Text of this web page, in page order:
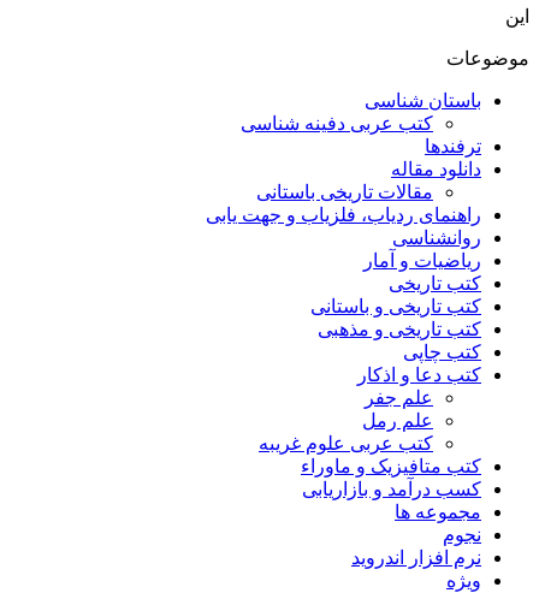
این
موضوعات
باستان شناسی
کتب عربی دفینه شناسی
ترفندها
دانلود مقاله
مقالات تاریخی باستانی
راهنمای ردیاب، فلزیاب و جهت یابی
روانشناسی
ریاضیات و آمار
کتب تاریخی
کتب تاریخی و باستانی
کتب تاریخی و مذهبی
کتب چاپی
کتب دعا و اذکار
علم جفر
علم رمل
کتب عربی علوم غریبه
کتب متافیزیک و ماوراء
کسب درآمد و بازاریابی
مجموعه ها
نجوم
نرم افزار اندروید
ویژه